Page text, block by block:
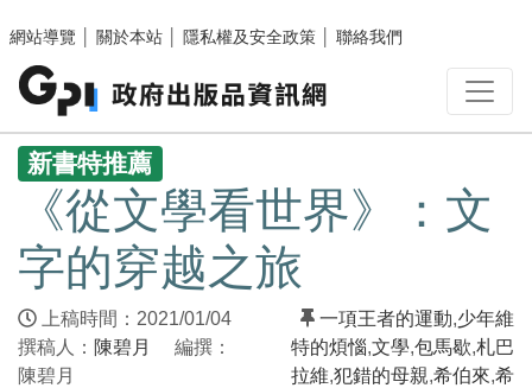
網站導覽
關於本站 隱私權及安全政策 聯絡我們
:::
新書特推薦
《從文學看世界》：文
字的穿越之旅
上稿時間：2021/01/04
撰稿人： 陳碧月
編撰：
陳碧月
一項王者的運動,少年維
特的煩惱,文學,包馬歇,札巴
拉維,犯錯的母親,希伯來,希